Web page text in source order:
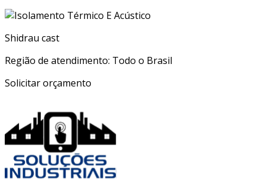
Shidrau cast
Região de atendimento: Todo o Brasil
Solicitar orçamento